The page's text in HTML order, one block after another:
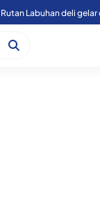
Rutan Labuhan deli